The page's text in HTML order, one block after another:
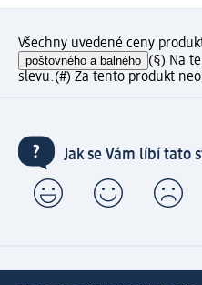
Všechny uvedené ceny
poštovného a balného (§) Na
slevu.(#) Za tento produkt
Jak se Vám líbí tato